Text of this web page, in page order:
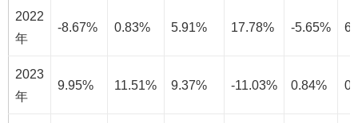
2022
年
-8.67% 0.83% 5.91% 17.78% -5.65%
2023
年
9.95% 11.51% 9.37% -11.03% 0.84%